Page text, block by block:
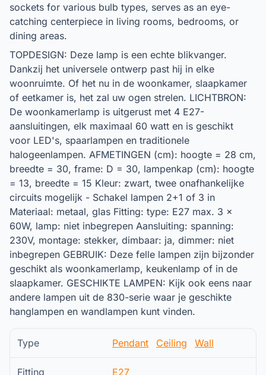
sockets for various bulb types, serves as an eye-
catching centerpiece in living rooms, bedrooms, or
dining areas.
TOPDESIGN: Deze lamp is een echte blikvanger.
Dankzij het universele ontwerp past hij in elke
woonruimte. Of het nu in de woonkamer, slaapkamer
of eetkamer is, het zal uw ogen strelen. LICHTBRON:
De woonkamerlamp is uitgerust met 4 E27-
aansluitingen, elk maximaal 60 watt en is geschikt
voor LED's, spaarlampen en traditionele
halogeenlampen. AFMETINGEN (cm): hoogte = 28 cm,
breedte = 30, frame: D = 30, lampenkap (cm): hoogte
= 13, breedte = 15 Kleur: zwart, twee onafhankelijke
circuits mogelijk - Schakel lampen 2+1 of 3 in
Materiaal: metaal, glas Fitting: type: E27 max. 3 x
60W, lamp: niet inbegrepen Aansluiting: spanning:
230V, montage: stekker, dimbaar: ja, dimmer: niet
inbegrepen GEBRUIK: Deze felle lampen zijn bijzonder
geschikt als woonkamerlamp, keukenlamp of in de
slaapkamer. GESCHIKTE LAMPEN: Kijk ook eens naar
andere lampen uit de 830-serie waar je geschikte
hanglampen en wandlampen kunt vinden.
Type Pendant Ceiling Wall
Fitting E27